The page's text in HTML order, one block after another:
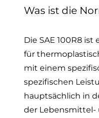
Was ist die
Die SAE 100R8
für
mit einem
spezifischen
hauptsächlich in
der Lebensmittel-